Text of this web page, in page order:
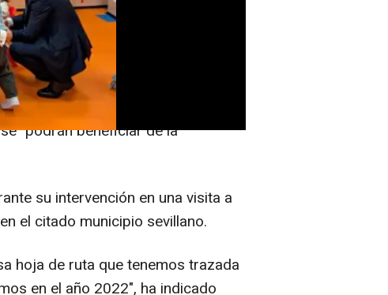
ofrece educación gratuita para
de titularidad de la Junta y en
infantil adheridos al
también para los
según ha indicado Moreno,
"podrán beneficiar de la
su intervención en una visita a
el citado municipio sevillano.
hoja de ruta que tenemos trazada
en el año 2022", ha indicado